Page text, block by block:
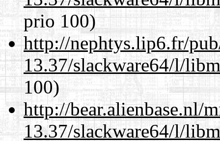
prio 100)
http://nephtys.lip6.fr/
13.37/slackware64/l/
100)
http://bear.alienbase.nl/
13.37/slackware64/l/